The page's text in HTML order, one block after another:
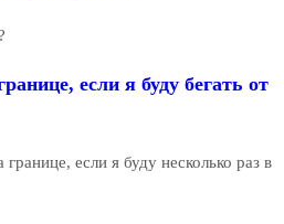
если я буду бегать от
если я буду несколько раз в